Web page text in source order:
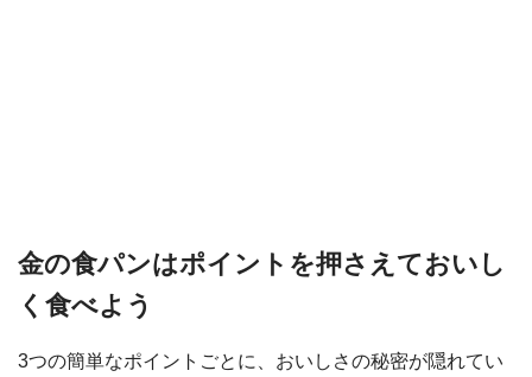
金の食パンはポイントを押さえておいし
く食べよう
3つの簡単なポイントごとに、おいしさの秘密が隠れてい